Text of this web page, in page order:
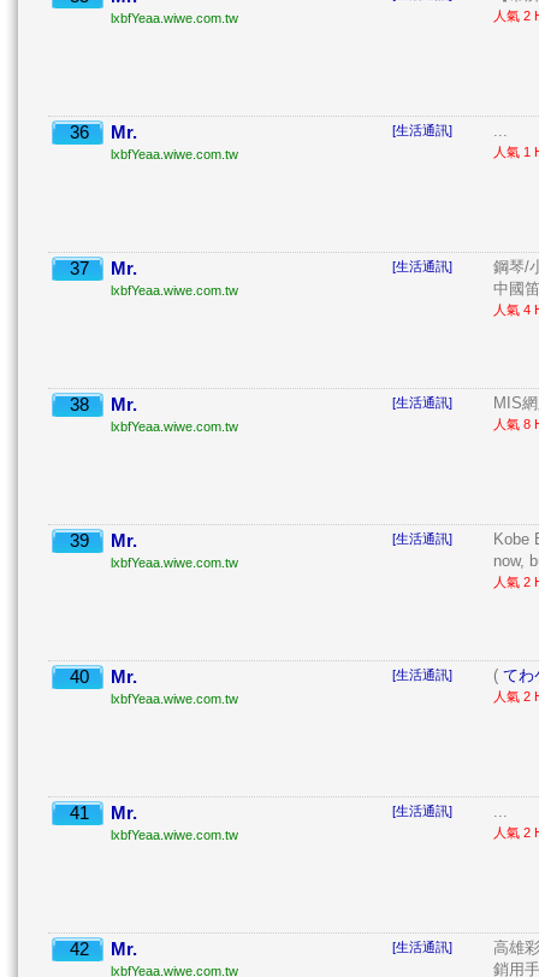
lxbfYeaa.wiwe.com.tw 人氣 2
36 Mr.
lxbfYeaa.wiwe.com.tw
[生活通訊] ...
人氣 1
37 Mr.
lxbfYeaa.wiwe.com.tw
[生活通訊]
鋼琴/
中國
人氣 4
38 Mr.
lxbfYeaa.wiwe.com.tw
[生活通訊] MIS
人氣 8
39 Mr.
lxbfYeaa.wiwe.com.tw
[生活通訊]
Kobe
now,
人氣 2
40 Mr.
lxbfYeaa.wiwe.com.tw
[生活通訊] ( てわ
人氣 2
41 Mr.
lxbfYeaa.wiwe.com.tw
[生活通訊] ...
人氣 2
42 Mr.
lxbfYeaa.wiwe.com.tw
[生活通訊]
高雄
銷用